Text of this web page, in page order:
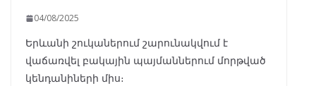
04/08/2025
Երևանի շուկաներում շարունակվում է
վաճառվել բակային պայմաններում մորթված
կենդանիների միս։